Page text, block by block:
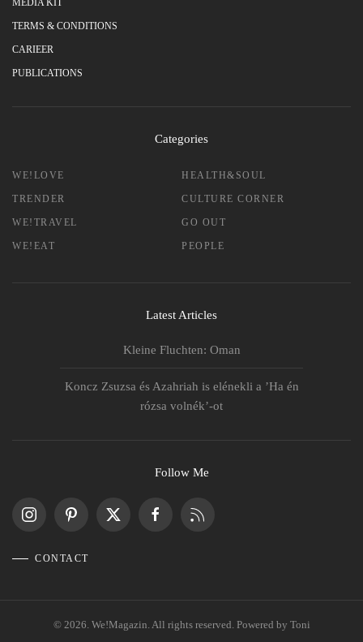
MEDIA KIT
TERMS & CONDITIONS
CARIEER
PUBLICATIONS
Categories
WE!LOVE
TRENDER
WE!TRAVEL
WE!EAT
HEALTH&SOUL
CULTURE CORNER
GO OUT
PEOPLE
Latest Articles
Kleine Fluchten: Oman
Koncz Zsuzsa és Azahriah is elénekli a ’Ha én
rózsa volnék’-ot
Follow Me
CONTACT
© 2026. We!Magazin. All rights reserved. Powered by Toni